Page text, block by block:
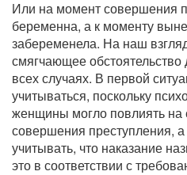
Или на момент совершения
беременна, а к моменту
забеременела. На наш
смягчающее
всех случаях. В первой
учитываться, поскольку
женщины могло повлиять
совершения преступления,
учитывать, что наказание
это в соответствии с